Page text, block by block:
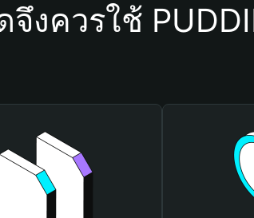
จึงควรใช้